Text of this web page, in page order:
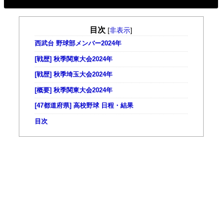
目次 [非表示]
西武台 野球部メンバー2024年
[戦歴] 秋季関東大会2024年
[戦歴] 秋季埼玉大会2024年
[概要] 秋季関東大会2024年
[47都道府県] 高校野球 日程・結果
目次